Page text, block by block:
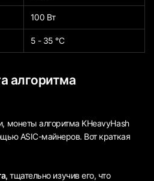
100 Вт
5 - 35 °С
алгоритма
монеты алгоритма KHeavyHash
ASIC-майнеров. Вот краткая
тщательно изучив его, что